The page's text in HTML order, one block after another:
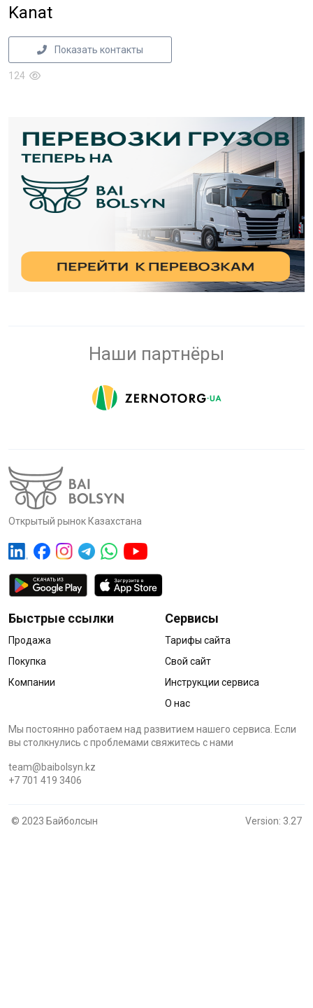
Kanat
Показать контакты
124
Наши партнёры
Открытый рынок Казахстана
Быстрые ссылки
Продажа
Покупка
Компании
Сервисы
Тарифы сайта
Свой сайт
Инструкции сервиса
О нас
Мы постоянно работаем над развитием нашего сервиса. Если
вы столкнулись с проблемами cвяжитесь с нами
team@baibolsyn.kz
+7 701 419 3406
© 2023 Байболсын Version: 3.27